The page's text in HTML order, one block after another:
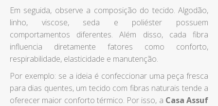
Em seguida, observe a composição do tecido. Algodão,
linho, viscose, seda e poliéster possuem
comportamentos diferentes. Além disso, cada fibra
influencia diretamente fatores como conforto,
respirabilidade, elasticidade e manutenção.
Por exemplo: se a ideia é confeccionar uma peça fresca
para dias quentes, um tecido com fibras naturais tende a
oferecer maior conforto térmico. Por isso, a Casa Assuf